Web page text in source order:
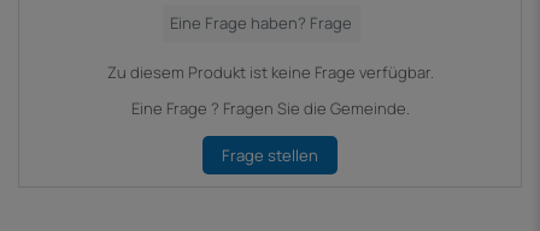
Zu diesem Produkt ist keine Frage verfügbar.
Eine Frage ? Fragen Sie die Gemeinde.
Frage stellen